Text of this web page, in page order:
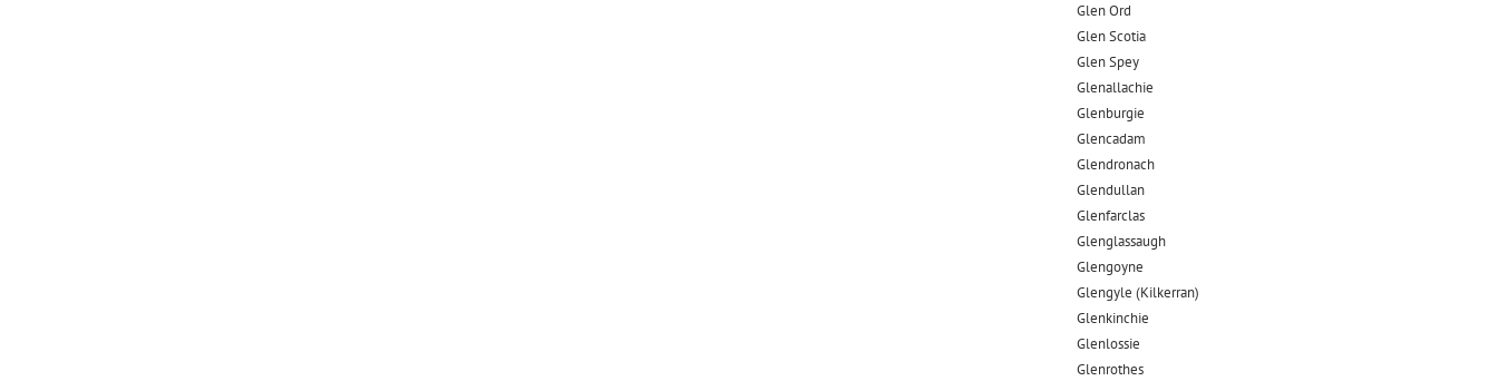
Glen Ord
Glen Scotia
Glen Spey
Glenallachie
Glenburgie
Glencadam
Glendronach
Glendullan
Glenfarclas
Glenglassaugh
Glengoyne
Glengyle (Kilkerran)
Glenkinchie
Glenlossie
Glenrothes